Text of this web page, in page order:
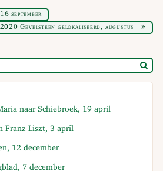
september
2020 Gevelsteen gelokaliseerd, augustus
naar Schiebroek, 19 april
Franz Liszt, 3 april
12 december
7 december